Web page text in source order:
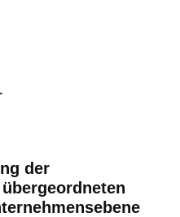
der